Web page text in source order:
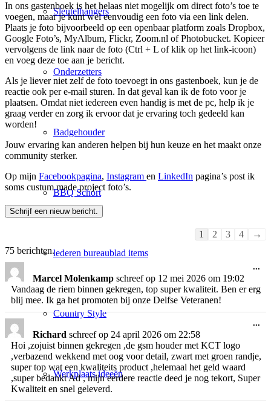
Sleutelhangers
Onderzetters
Badgehouder
BBQ Schort
lederen bureaublad items
Country Style
Werkplaats ideeën
In ons gastenboek is het helaas niet mogelijk om direct foto’s toe te
voegen, maar je kunt wel eenvoudig een foto via een link delen.
Plaats je foto bijvoorbeeld op een openbaar platform zoals Dropbox,
Google Foto’s, MyAlbum, Flickr, Zoom.nl of Photobucket. Kopieer
vervolgens de link naar de foto (Ctrl + L of klik op het link-icoon)
en voeg deze toe aan je bericht.
Als je liever niet zelf de foto toevoegt in ons gastenboek, kun je de
reactie ook per e-mail sturen. In dat geval kan ik de foto voor je
plaatsen. Omdat niet iedereen even handig is met de pc, help ik je
graag verder en zorg ik ervoor dat je ervaring toch gedeeld kan
worden!
Jouw ervaring kan anderen helpen bij hun keuze en het maakt onze
community sterker.
Op mijn Facebookpagina, Instagram en LinkedIn pagina’s post ik
soms custum made project foto’s.
Navigatie
lijst
1 2 3 4
→
75 berichten.
Marcel Molenkamp schreef op 12 mei 2026 om 19:02
Vandaag de riem binnen gekregen, top super kwaliteit. Ben er erg
blij mee. Ik ga het promoten bij onze Delfse Veteranen!
...
Richard schreef op 24 april 2026 om 22:58
Hoi ,zojuist binnen gekregen ,de gsm houder met KCT logo
,verbazend wekkend met oog voor detail, zwart met groen randje,
super top wat een kwaliteits product ,helemaal het geld waard
,super bedankt Ad , mijn eerdere reactie deed je nog tekort, Super
Kwaliteit en snel geleverd.
...